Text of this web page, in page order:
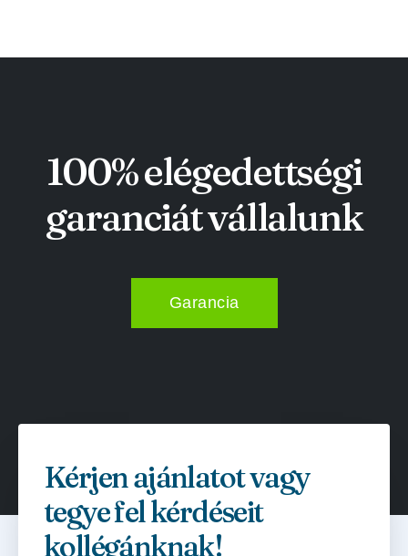
100% elégedettségi
garanciát vállalunk
Garancia
Kérjen ajánlatot vagy
tegye fel kérdéseit
kollégánknak!